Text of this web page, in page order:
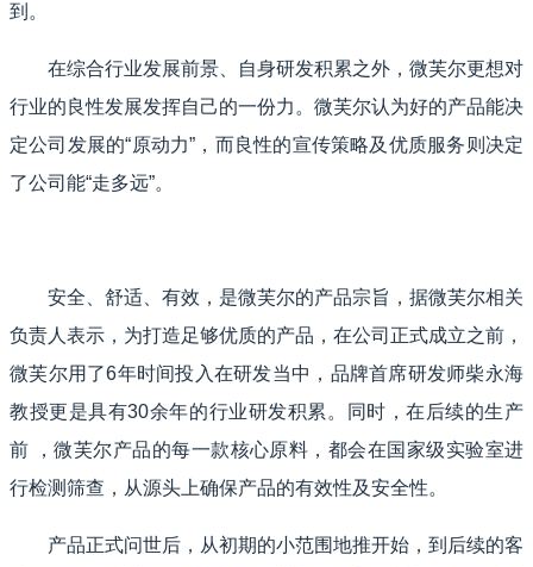
到。
在综合行业发展前景、自身研发积累之外，微芙尔更想对
行业的良性发展发挥自己的一份力。微芙尔认为好的产品能决
定公司发展的“原动力”，而良性的宣传策略及优质服务则决定
了公司能“走多远”。
安全、舒适、有效，是微芙尔的产品宗旨，据微芙尔相关
负责人表示，为打造足够优质的产品，在公司正式成立之前，
微芙尔用了6年时间投入在研发当中，品牌首席研发师柴永海
教授更是具有30余年的行业研发积累。同时，在后续的生产
前 ，微芙尔产品的每一款核心原料，都会在国家级实验室进
行检测筛查，从源头上确保产品的有效性及安全性。
产品正式问世后，从初期的小范围地推开始，到后续的客